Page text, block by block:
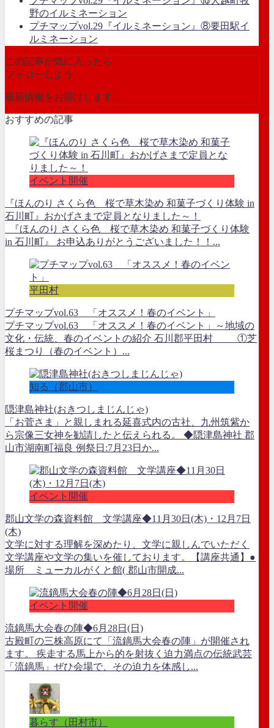
野のイルミネーション
プチマップvol.29『イルミネーション』⑧要田駅イ
ルミネーション
この記事が気に入ったら
フォローしよう
最新情報をお届けします
おすすめの記事
イベント開催
『ほんのり さくら色 桜で草木染め 和菓子づくり体験 in
石川町』おかげさまで定員となりました～！
『ほんのり さくら色 桜で草木染め 和菓子づくり体験
in 石川町』 お申込ありがとうございました！！...
平田村
プチマップvol.63 「オススメ！春のイベント」
プチマップvol.63 「オススメ！春のイベント」～地域の
文化・伝統、春のイベントの紹介 石川郡平田村 ①芝
桜まつり（春のイベント）...
知る（郡山市）
隠津島神社(おきつしまじんじゃ)
「お菅さま」と親しまれる延喜式内の古社、九州筑紫か
ら宗像三女神を勧請したと伝えられる。 ◆隠津島神社 郡
山市湖南町福良 例祭日:7月23日か...
イベント開催
郡山文学の森資料館 文学講座◆11月30日(木)・12月7日
(木)
文学に対する理解を深めたり、文学に親しんでいただく
文学講座や文学の集いを催しております。【講座共通】●
場所 ミューカルがくと館( 郡山市開成...
イベント開催
流鏑馬大会春の陣◆6月28日(日)
古殿町の三株高原にて「流鏑馬大会春の陣」が開催され
ます。 疾走する馬上から的を射抜く迫力満点の伝統武芸
「流鏑馬」ぜひ会場で、その迫力を体感し...
暮らす（田村市）